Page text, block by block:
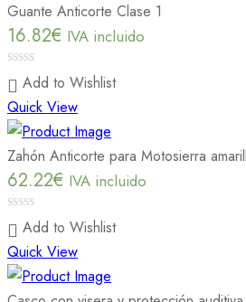
Guante Anticorte Clase 1
16.82€ IVA incluido
0
out
of
5
Add to Wishlist
Quick View
Zahón Anticorte para Motosierra
62.22€ IVA incluido
0
out
of
5
Add to Wishlist
Quick View